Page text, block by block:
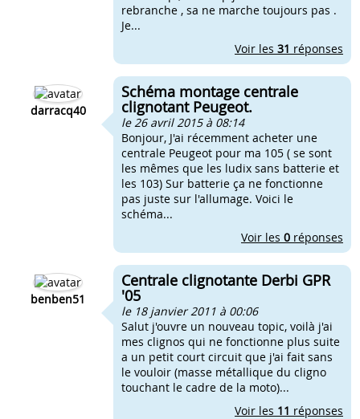
rebranche , sa ne marche toujours pas .
Je...
Voir les 31 réponses
darracq40
Schéma montage centrale
clignotant Peugeot.
le 26 avril 2015 à 08:14
Bonjour, J'ai récemment acheter une
centrale Peugeot pour ma 105 ( se sont
les mêmes que les ludix sans batterie et
les 103) Sur batterie ça ne fonctionne
pas juste sur l'allumage. Voici le
schéma...
Voir les 0 réponses
benben51
Centrale clignotante Derbi GPR
'05
le 18 janvier 2011 à 00:06
Salut j'ouvre un nouveau topic, voilà j'ai
mes clignos qui ne fonctionne plus suite
a un petit court circuit que j'ai fait sans
le vouloir (masse métallique du cligno
touchant le cadre de la moto)...
Voir les 11 réponses